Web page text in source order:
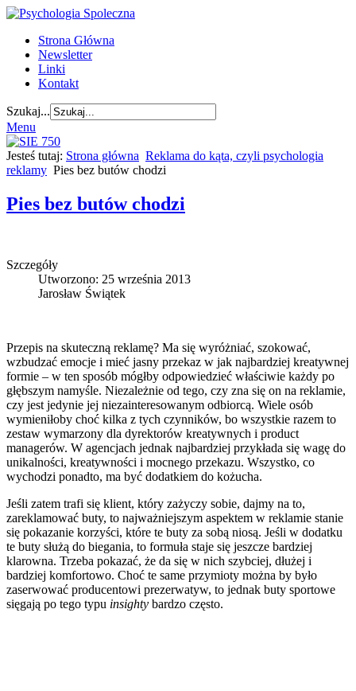
Strona Główna
Newsletter
Linki
Kontakt
Szukaj...
Menu
Jesteś tutaj: Strona główna Reklama do kąta, czyli psychologia
reklamy Pies bez butów chodzi
Pies bez butów chodzi
Szczegóły
Utworzono: 25 września 2013
Jarosław Świątek
Przepis na skuteczną reklamę? Ma się wyróżniać, szokować,
wzbudzać emocje i mieć jasny przekaz w jak najbardziej kreatywnej
formie – w ten sposób mógłby odpowiedzieć właściwie każdy po
głębszym namyśle. Niezależnie od tego, czy zna się on na reklamie,
czy jest jedynie jej niezainteresowanym odbiorcą. Wiele osób
wymieniłoby choć kilka z tych czynników, bo wszystkie razem to
zestaw wymarzony dla dyrektorów kreatywnych i product
managerów. W agencjach jednak najbardziej przykłada się wagę do
unikalności, kreatywności i mocnego przekazu. Wszystko, co
wychodzi ponadto, ma być dodatkiem do kożucha.
Jeśli zatem trafi się klient, który zażyczy sobie, dajmy na to,
zareklamować buty, to najważniejszym aspektem w reklamie stanie
się pokazanie korzyści, które te buty za sobą niosą. Jeśli w dodatku
te buty służą do biegania, to formuła staje się jeszcze bardziej
klarowna. Trzeba pokazać, że da się w nich szybciej, dłużej i
bardziej komfortowo. Choć te same przymioty można by było
zaserwować producentowi prezerwatyw, to jednak buty sportowe
sięgają po tego typu insighty bardzo często.